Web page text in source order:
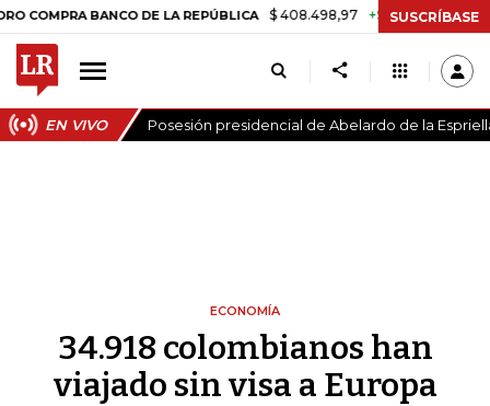
BANCO DE LA REPÚBLICA $ 408.498,97 +$ 8.753,81 +2,19%
SUSCRÍBASE
EN VIVO Posesión presidencial de Abelardo de la
ECONOMÍA
34.918 colombianos han
viajado sin visa a Europa